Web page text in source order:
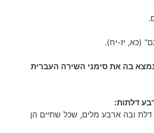
(כא, יז-יח).
נמצא בה את סימני השירה העברית
דלתות:
ובה ארבע מלים, שכל שתיים הן